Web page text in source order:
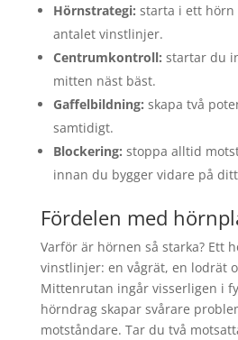
Hörnstrategi: starta i ett hörn
antalet vinstlinjer.
Centrumkontroll: startar du
mitten näst bäst.
Gaffelbildning: skapa två
samtidigt.
Blockering: stoppa alltid
innan du bygger vidare på
Fördelen med
Varför är hörnen så starka? Ett
vinstlinjer: en vågrät, en lodrät
Mittenrutan ingår visserligen i
hörndrag skapar svårare
motståndare. Tar du två